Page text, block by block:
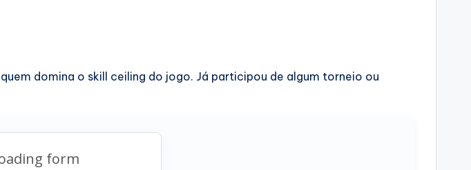
domina o skill ceiling do jogo. Já participou de algum torneio ou